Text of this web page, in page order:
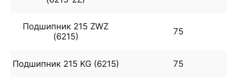
Подшипник 215 ZWZ
(6215)
75
Подшипник 215 KG (6215) 75